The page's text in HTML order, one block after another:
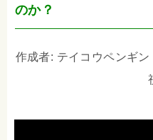
のか？
作成者: テイコウペンギ